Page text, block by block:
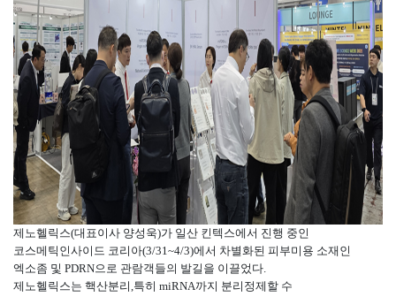
제노헬릭스(대표이사 양성욱)가 일산 킨텍스에서 진행 중인
코스메틱인사이드 코리아(3/31~4/3)에서 차별화된 피부미용 소재인
엑소좀 및 PDRN으로 관람객들의 발길을 이끌었다.
제노헬릭스는 핵산분리,특히 miRNA까지 분리정제할 수